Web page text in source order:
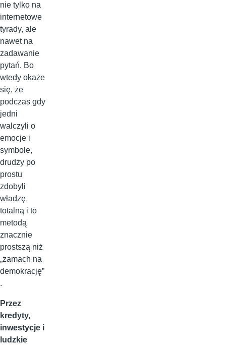
nie tylko na
internetowe
tyrady, ale
nawet na
zadawanie
pytań. Bo
wtedy okaże
się, że
podczas gdy
jedni
walczyli o
emocje i
symbole,
drudzy po
prostu
zdobyli
władzę
totalną i to
metodą
znacznie
prostszą niż
„zamach na
demokrację”
.
Przez
kredyty,
inwestycje i
ludzkie